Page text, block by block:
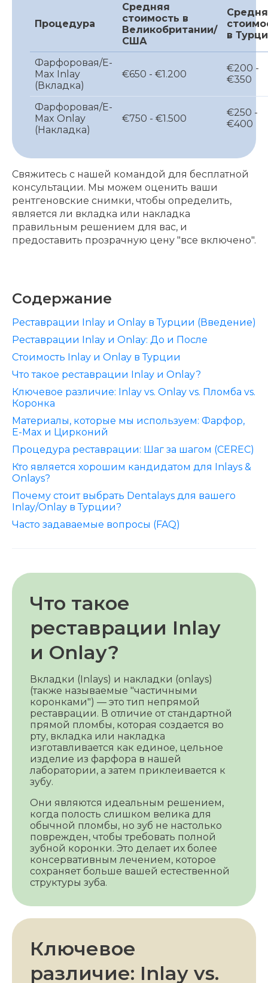
Процедура
Средняя
стоимость в
Великобритании/
США
в
Фарфоровая/E-
Max Inlay
(Вкладка)
€650 - €1.200
€200 -
€350
Фарфоровая/E-
Max Onlay
(Накладка)
€750 - €1.500
€250 -
€400
Свяжитесь с нашей командой для бесплатной
консультации. Мы можем оценить ваши
рентгеновские снимки, чтобы определить,
является ли вкладка или накладка
правильным решением для вас, и
предоставить прозрачную цену "все включено".
Содержание
Реставрации Inlay и Onlay в Турции (Введение)
Реставрации Inlay и Onlay: До и После
Стоимость Inlay и Onlay в Турции
Что такое реставрации Inlay и Onlay?
Ключевое различие: Inlay vs. Onlay vs. Пломба vs.
Коронка
Материалы, которые мы используем: Фарфор,
E-Max и Цирконий
Процедура реставрации: Шаг за шагом (CEREC)
Кто является хорошим кандидатом для Inlays &
Onlays?
Почему стоит выбрать Dentalays для вашего
Inlay/Onlay в Турции?
Часто задаваемые вопросы (FAQ)
Что такое
реставрации Inlay
и Onlay?
Вкладки (Inlays) и накладки (onlays)
(также называемые "частичными
коронками") — это тип непрямой
реставрации. В отличие от стандартной
прямой пломбы, которая создается во
рту, вкладка или накладка
изготавливается как единое, цельное
изделие из фарфора в нашей
лаборатории, а затем приклеивается к
зубу.
Они являются идеальным решением,
когда полость слишком велика для
обычной пломбы, но зуб не настолько
поврежден, чтобы требовать полной
зубной коронки. Это делает их более
консервативным лечением, которое
сохраняет больше вашей естественной
структуры зуба.
Ключевое
различие: Inlay vs.